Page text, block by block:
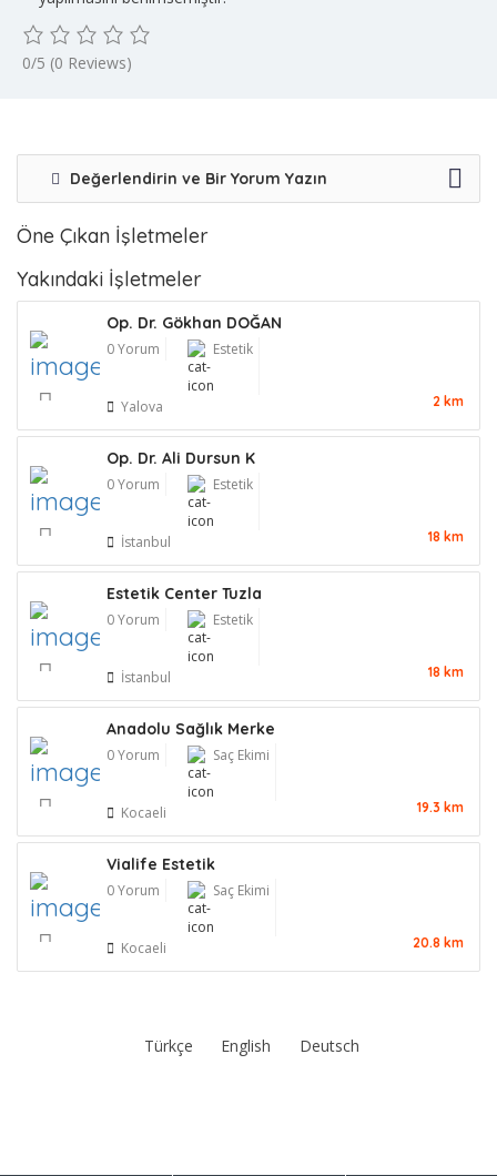
0/5 (0 Reviews)
Değerlendirin ve Bir Yorum Yazın
Öne Çıkan İşletmeler
Yakındaki İşletmeler
Op. Dr. Gökhan DOĞAN
0 Yorum Estetik
Yalova 2 km
Op. Dr. Ali Dursun K
0 Yorum Estetik
İstanbul 18 km
Estetik Center Tuzla
0 Yorum Estetik
İstanbul 18 km
Anadolu Sağlık Merke
0 Yorum Saç Ekimi
Kocaeli 19.3 km
Vialife Estetik
0 Yorum Saç Ekimi
Kocaeli 20.8 km
Türkçe English Deutsch